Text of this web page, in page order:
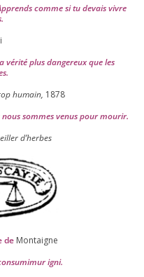
comme si tu devais vivre
véri­té plus dan­ge­reux que les
humain, 1878
sommes venus pour mourir.
d’herbes
de Montaigne
igni.